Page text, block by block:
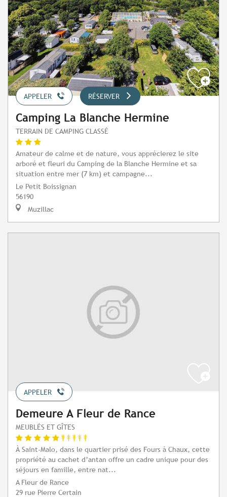
APPELER RÉSERVER
Camping La Blanche Hermine
TERRAIN DE CAMPING CLASSÉ
Amateur de calme et de nature, vous apprécierez le site
arboré et fleuri du Camping de la Blanche Hermine et sa
situation entre mer (7 km) et campagne...
Le Petit Boissignan
56190
Muzillac
APPELER
Demeure A Fleur de Rance
MEUBLÉS ET GÎTES
À Saint-Malo, dans le quartier prisé des Fours à Chaux, cette
propriété au cachet d’antan offre un cadre unique pour des
séjours en famille, entre nat...
A Fleur de Rance
29 rue Pierre Certain